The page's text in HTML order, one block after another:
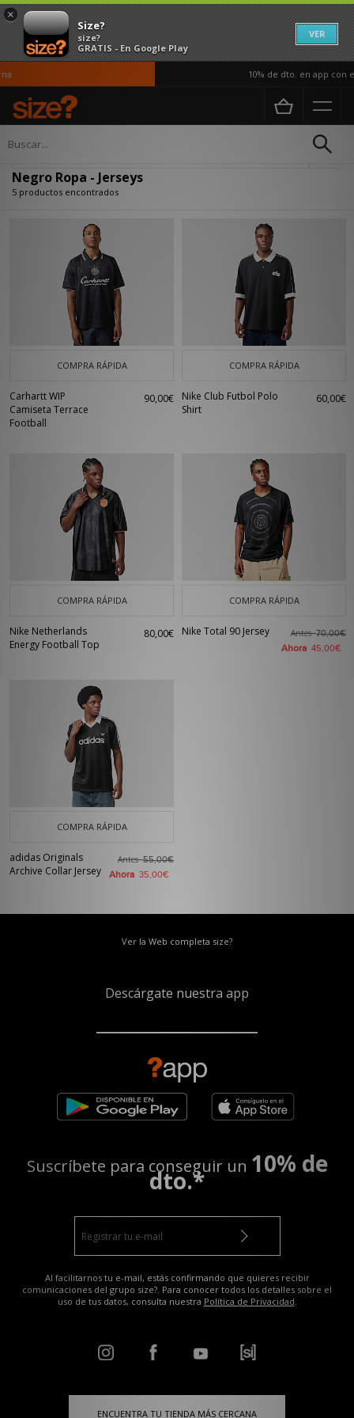
×
Size?
size?
GRATIS - En Google Play
VER
10% de dto. en app con el
Página principal
Negro Ropa - Jerseys
5 productos encontrados
COMPRA RÁPIDA
Carhartt WIP
Camiseta Terrace
Football
90,00€
COMPRA RÁPIDA
Nike Club Futbol Polo
Shirt
60,00€
COMPRA RÁPIDA
Nike Netherlands
Energy Football Top
80,00€
COMPRA RÁPIDA
Nike Total 90 Jersey Antes70,00€
Ahora 45,00€
COMPRA RÁPIDA
adidas Originals
Archive Collar Jersey
Antes55,00€
Ahora 35,00€
Ver la Web completa size?
Descárgate nuestra app
Suscríbete para conseguir un 10% de
dto.*
Al facilitarnos tu e-mail, estás confirmando que quieres recibir
comunicaciones del grupo size?. Para conocer todos los detalles sobre el
uso de tus datos, consulta nuestra Política de Privacidad.
ENCUENTRA TU TIENDA MÁS CERCANA